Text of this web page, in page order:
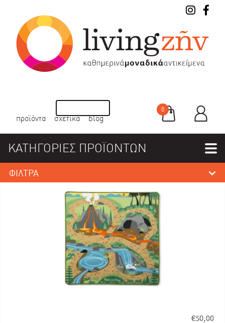
προϊόντα σχετικά blog
0
ΚΑΤΗΓΟΡΙΕΣ ΠΡΟΪΟΝΤΩΝ
ΦΙΛΤΡΑ
€50,00